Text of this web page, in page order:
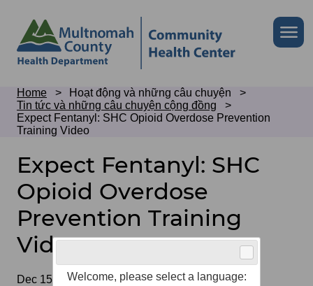
header
Skip
to
page
content
Breadcrumb
Home
Hoạt động và những câu chuyện
Tin tức và những câu chuyện cộng đồng
Expect Fentanyl: SHC Opioid Overdose Prevention
Training Video
Expect Fentanyl: SHC
Opioid Overdose
Prevention Training
Video
Date
Dec 15, 2025Welcome, please select a language: